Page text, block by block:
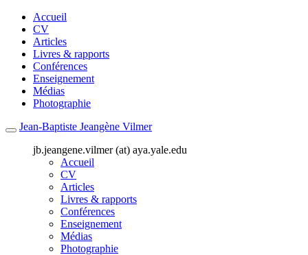
Accueil
CV
Articles
Livres & rapports
Conférences
Enseignement
Médias
Photographie
Jean-Baptiste Jeangène Vilmer
jb.jeangene.vilmer (at) aya.yale.edu
Accueil
CV
Articles
Livres & rapports
Conférences
Enseignement
Médias
Photographie